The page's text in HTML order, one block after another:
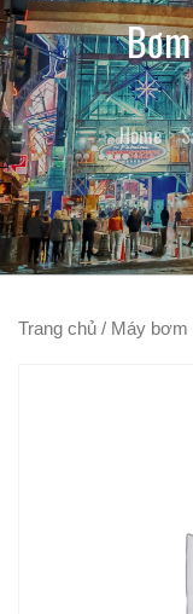
Home
Trang chủ / Máy bơm